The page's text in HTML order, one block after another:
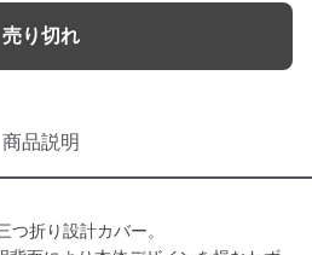
売り切れ
商品説明
折り設計カバー。